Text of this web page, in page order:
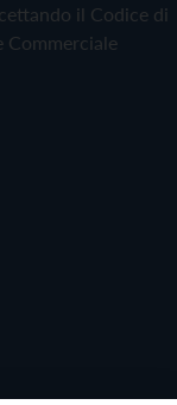
il Codice di
Commerciale